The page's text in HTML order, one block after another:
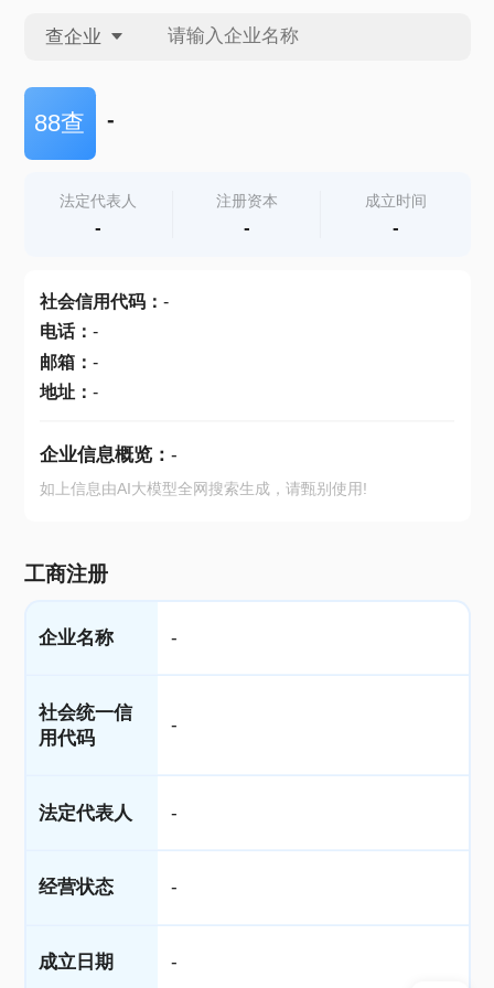
查企业
查企业
查产地
88查 -
法定代表人
-
注册资本
-
成立时间
-
社会信用代码： -
电话： -
邮箱： -
地址： -
企业信息概览： -
如上信息由AI大模型全网搜索生成，请甄别使用!
工商注册
企业名称 -
社会统一信
用代码
-
法定代表人 -
经营状态 -
成立日期 -